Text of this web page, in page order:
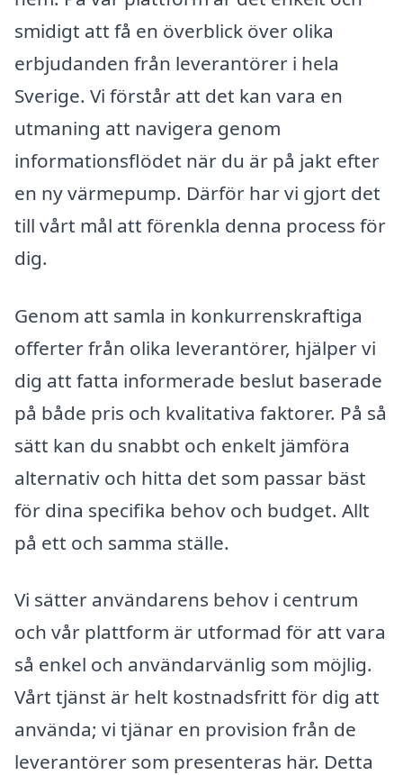
smidigt att få en överblick över olika
erbjudanden från leverantörer i hela
Sverige. Vi förstår att det kan vara en
utmaning att navigera genom
informationsflödet när du är på jakt efter
en ny värmepump. Därför har vi gjort det
till vårt mål att förenkla denna process för
dig.
Genom att samla in konkurrenskraftiga
offerter från olika leverantörer, hjälper vi
dig att fatta informerade beslut baserade
på både pris och kvalitativa faktorer. På så
sätt kan du snabbt och enkelt jämföra
alternativ och hitta det som passar bäst
för dina specifika behov och budget. Allt
på ett och samma ställe.
Vi sätter användarens behov i centrum
och vår plattform är utformad för att vara
så enkel och användarvänlig som möjlig.
Vårt tjänst är helt kostnadsfritt för dig att
använda; vi tjänar en provision från de
leverantörer som presenteras här. Detta